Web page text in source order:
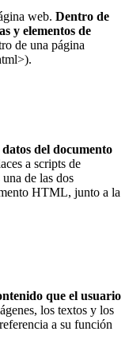
web. Dentro de
y elementos de
de una página
del documento
a scripts de
de las dos
HTML, junto a la
que el usuario
los textos y los
a su función